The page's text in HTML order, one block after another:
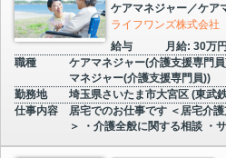
ケアマネジャー／ケア
ライフワンズ株式会社
給与
月給: 30万
職種
ケアマネジャー(介護支援専門
マネジャー(介護支援専門員))
勤務地
埼玉県さいたま市大宮区 (東武
仕事内容
居宅でのお仕事です ＜居宅介
＞ ・介護全般に関する相談 ・